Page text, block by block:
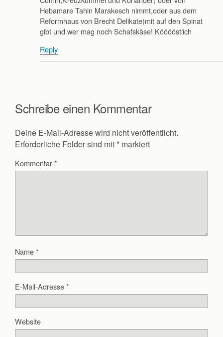
Hebamare Tahin Marakesch nimmt,oder aus dem
Reformhaus von Brecht Delikate)mit auf den Spinat
gibt und wer mag noch Schafskäse! Kööööstlich
Reply
Schreibe einen Kommentar
Deine E-Mail-Adresse wird nicht veröffentlicht.
Erforderliche Felder sind mit * markiert
Kommentar*
Name*
E-Mail-Adresse*
Website